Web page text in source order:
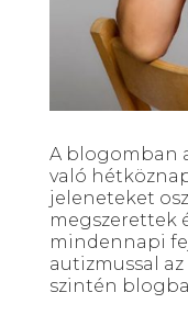
A blogomban
való
jeleneteket
megszerettek
mindennapi
autizmussal
szintén